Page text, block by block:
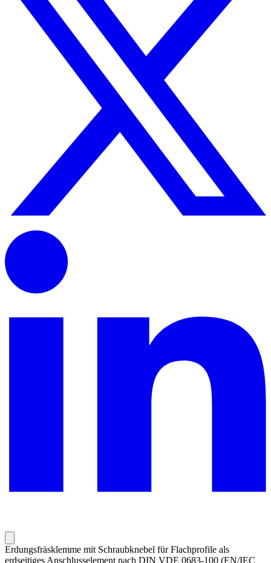
Erdungsfräsklemme mit Schraubknebel für Flachprofile als
erdseitiges Anschlusselement nach DIN VDE 0683-100 (EN/IEC